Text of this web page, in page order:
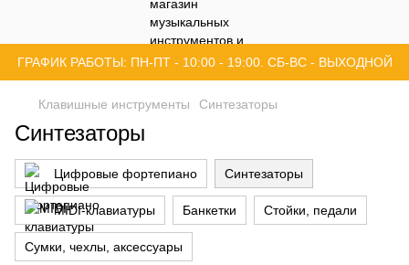
ГРАФИК РАБОТЫ: ПН-ПТ - 10:00 - 19:00. СБ-ВС - ВЫХОДНОЙ
Клавишные инструменты Синтезаторы
Синтезаторы
Цифровые фортепиано Синтезаторы
MIDI-клавиатуры Банкетки Стойки, педали
Сумки, чехлы, аксессуары